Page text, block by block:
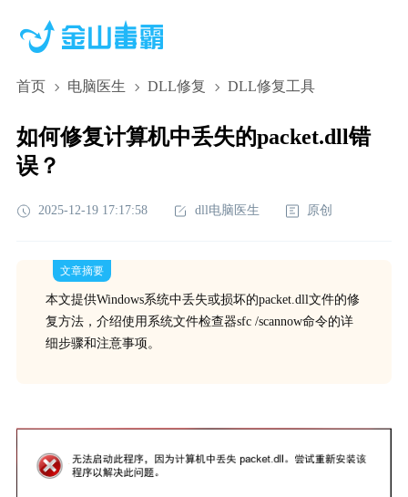
首页 电脑医生 DLL修复 DLL修复工具
如何修复计算机中丢失的packet.dll错
误？
2025-12-19 17:17:58 dll电脑医生 原创
文章摘要
本文提供Windows系统中丢失或损坏的packet.dll文件的修
复方法，介绍使用系统文件检查器sfc /scannow命令的详
细步骤和注意事项。